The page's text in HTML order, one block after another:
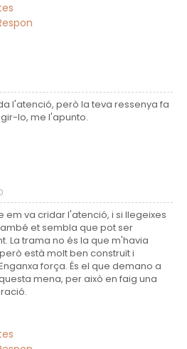
l'atenció, però la teva ressenya fa
lo, me l'apunto.
em va cridar l'atenció, i si llegeixes
et sembla que pot ser
La trama no és la que m'havia
està molt ben construït i
força. És el que demano a
mena, per això en faig una